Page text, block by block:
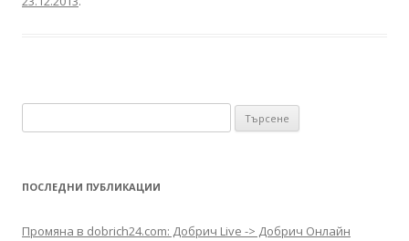
ПОСЛЕДНИ ПУБЛИКАЦИИ
Промяна в dobrich24.com: Добрич Live -> Добрич Онлайн